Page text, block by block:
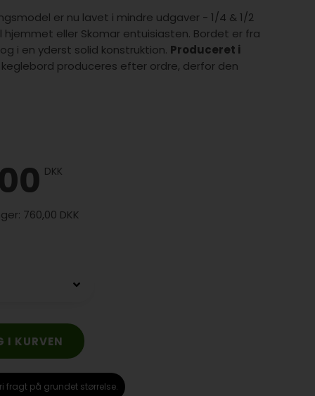
er nu lavet i mindre udgaver - 1/4 & 1/2
eller Skomar entuisiasten. Bordet er fra
i en yderst solid konstruktion. Produceret i
produceres efter ordre, derfor den
DKK
760,00 DKK
fragt på grundet størrelse.